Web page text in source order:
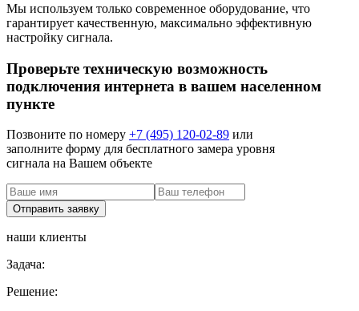
Мы используем только современное оборудование, что
гарантирует качественную, максимально эффективную
настройку сигнала.
Проверьте техническую возможность
подключения интернета в вашем населенном
пункте
Позвоните по номеру +7 (495) 120-02-89 или
заполните форму для бесплатного замера уровня
сигнала на Вашем объекте
наши клиенты
Задача:
Решение: